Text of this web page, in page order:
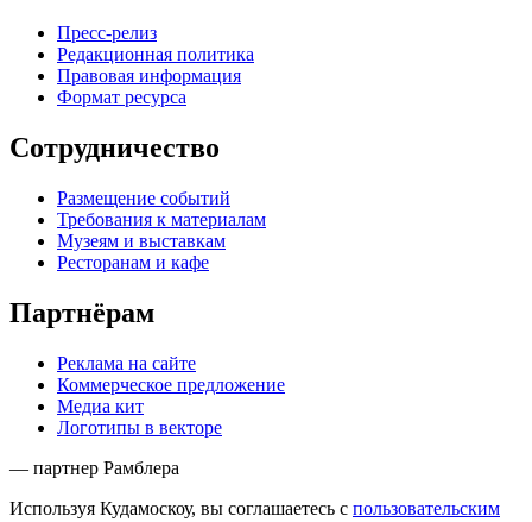
Пресс-релиз
Редакционная политика
Правовая информация
Формат ресурса
Сотрудничество
Размещение событий
Требования к материалам
Музеям и выставкам
Ресторанам и кафе
Партнёрам
Реклама на сайте
Коммерческое предложение
Медиа кит
Логотипы в векторе
— партнер Рамблера
Используя Кудамоскоу, вы соглашаетесь с пользовательским